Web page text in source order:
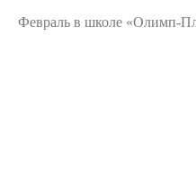
Февраль в школе «Олимп-